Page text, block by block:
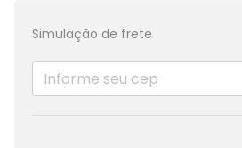
Simulação de frete